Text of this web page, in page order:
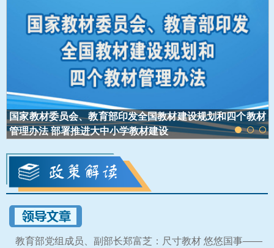
国家教材委员会、教育部印发全国教材建设规划和四个教材
管理办法 部署推进大中小学教材建设
教育部党组成员、副部长郑富芝：尺寸教材 悠悠国事——